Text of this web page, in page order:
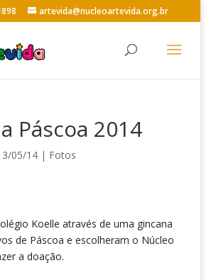
artevida@nucleoartevida.org.br
Páscoa 2014
05/14| Fotos
Koelle através de uma gincana
de Páscoa e escolheram o Núcleo
a doação.